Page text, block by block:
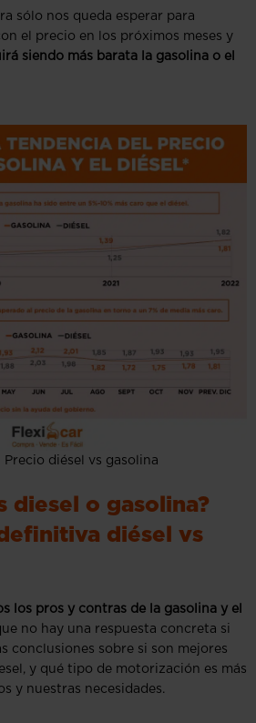
sólo nos queda esperar para
el precio en los próximos meses y
siendo más barata la gasolina o el
Precio diésel vs gasolina
diesel o gasolina?
diésel vs
los pros y contras de la gasolina y el
no hay una respuesta concreta si
conclusiones sobre si son mejores
y qué tipo de motorización es más
y nuestras necesidades.